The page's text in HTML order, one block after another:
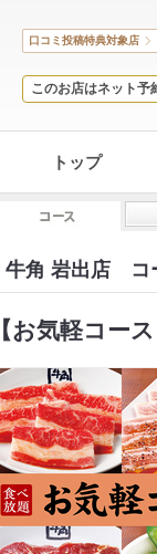
口コミ投稿特典対象店
このお店はネット予
トップ
牛角 岩出店 コ
【お気軽コー